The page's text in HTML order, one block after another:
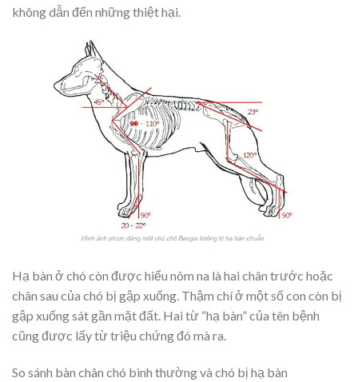
không dẫn đến những thiệt hại.
Hạ bàn ở chó còn được hiểu nôm na là hai chân trước hoặc
chân sau của chó bị gập xuống. Thậm chí ở một số con còn bị
gập xuống sát gần mặt đất. Hai từ “hạ bàn” của tên bệnh
cũng được lấy từ triệu chứng đó mà ra.
So sánh bàn chân chó bình thường và chó bị hạ bàn